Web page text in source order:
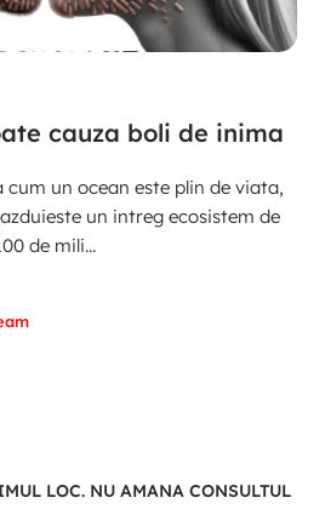
cauza boli de inima
cum un ocean este plin de viata,
un intreg ecosistem de
de mili...
LOC. NU AMANA CONSULTUL